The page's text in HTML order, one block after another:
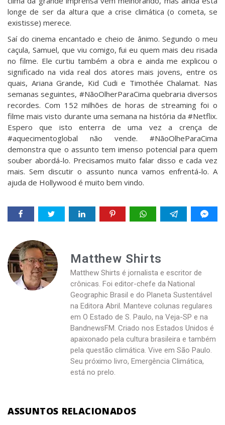
longe de ser da altura que a crise climática (o cometa, se
existisse) merece.
Saí do cinema encantado e cheio de ânimo. Segundo o meu
caçula, Samuel, que viu comigo, fui eu quem mais deu risada
no filme. Ele curtiu também a obra e ainda me explicou o
significado na vida real dos atores mais jovens, entre os
quais, Ariana Grande, Kid Cudi e Timothée Chalamat. Nas
semanas seguintes, #NãoOlherParaCima quebraria diversos
recordes. Com 152 milhões de horas de streaming foi o
filme mais visto durante uma semana na história da #Netflix.
Espero que isto enterra de uma vez a crença de
#aquecimentoglobal não vende. #NãoOlheParaCima
demonstra que o assunto tem imenso potencial para quem
souber abordá-lo. Precisamos muito falar disso e cada vez
mais. Sem discutir o assunto nunca vamos enfrentá-lo. A
ajuda de Hollywood é muito bem vindo.
Matthew Shirts
Matthew Shirts é jornalista e escritor de
crônicas. Foi editor-chefe da National
Geographic Brasil e do Planeta Sustentável
na Editora Abril. Manteve colunas regulares
em O Estado de S. Paulo, na Veja-SP e na
BandnewsFM. Criado nos Estados Unidos é
apaixonado pela cultura brasileira e também
pela questão climática. Vive em São Paulo.
Seu próximo livro, Emergência Climática,
está no prelo.
ASSUNTOS RELACIONADOS